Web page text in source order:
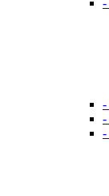
-
-
-
-